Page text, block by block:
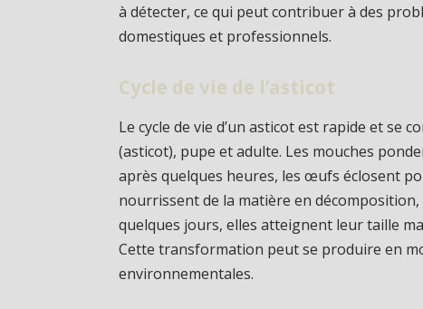
à détecter, ce qui peut contribuer à des
domestiques et professionnels.
Cycle de vie de l’asticot
Le cycle de vie d’un asticot est rapide et se
(asticot), pupe et adulte. Les mouches
après quelques heures, les œufs éclosent
nourrissent de la matière en
quelques jours, elles atteignent leur taille
Cette transformation peut se produire en
environnementales.